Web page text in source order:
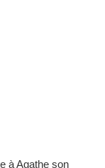
à Agathe son